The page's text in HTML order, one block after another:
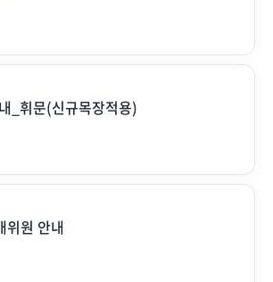
_휘문(신규목장적용)
위원 안내